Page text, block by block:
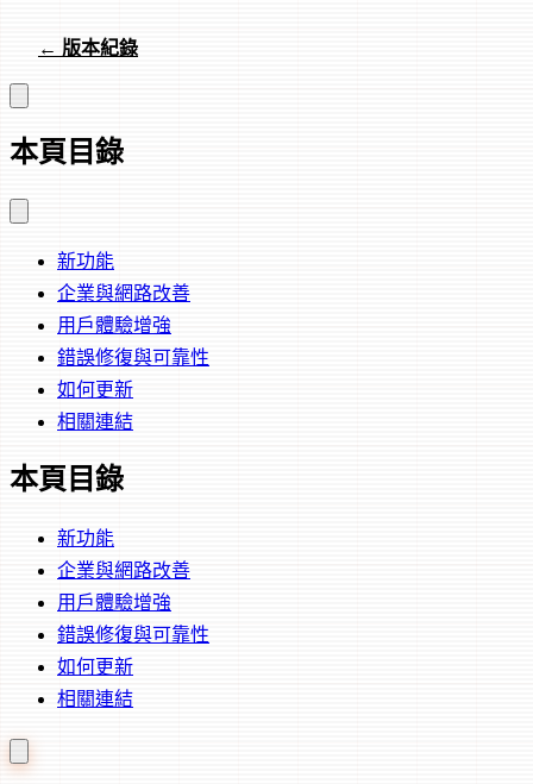
← 版本紀錄
本頁目錄
新功能
企業與網路改善
用戶體驗增強
錯誤修復與可靠性
如何更新
相關連結
本頁目錄
新功能
企業與網路改善
用戶體驗增強
錯誤修復與可靠性
如何更新
相關連結